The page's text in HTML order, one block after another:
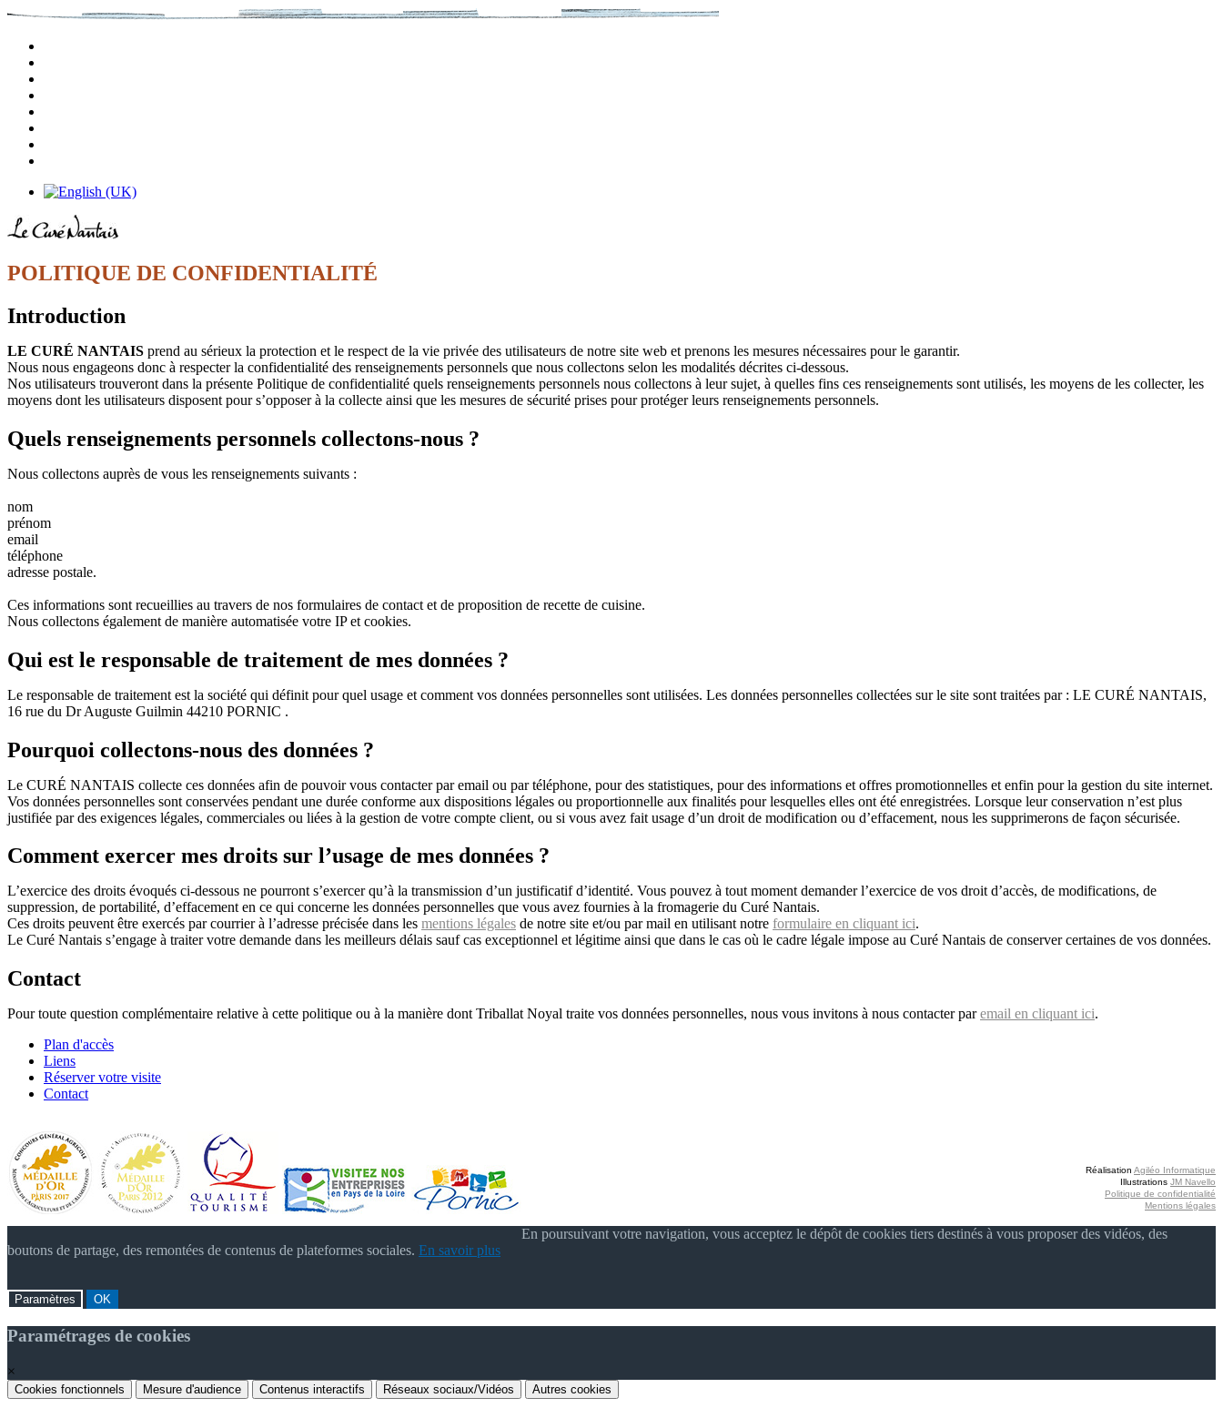
POLITIQUE DE CONFIDENTIALITÉ
Introduction
LE CURÉ NANTAIS prend au sérieux la protection et le respect de la vie privée des utilisateurs de notre site web et prenons les mesures nécessaires pour le garantir.
Nous nous engageons donc à respecter la confidentialité des renseignements personnels que nous collectons selon les modalités décrites ci-dessous.
Nos utilisateurs trouveront dans la présente Politique de confidentialité quels renseignements personnels nous collectons à leur sujet, à quelles fins ces renseignements sont utilisés, les moyens de les collecter, les
moyens dont les utilisateurs disposent pour s’opposer à la collecte ainsi que les mesures de sécurité prises pour protéger leurs renseignements personnels.
Quels renseignements personnels collectons-nous ?
Nous collectons auprès de vous les renseignements suivants :
nom
prénom
email
téléphone
adresse postale.
Ces informations sont recueillies au travers de nos formulaires de contact et de proposition de recette de cuisine.
Nous collectons également de manière automatisée votre IP et cookies.
Qui est le responsable de traitement de mes données ?
Le responsable de traitement est la société qui définit pour quel usage et comment vos données personnelles sont utilisées. Les données personnelles collectées sur le site sont traitées par : LE CURÉ NANTAIS,
16 rue du Dr Auguste Guilmin 44210 PORNIC .
Pourquoi collectons-nous des données ?
Le CURÉ NANTAIS collecte ces données afin de pouvoir vous contacter par email ou par téléphone, pour des statistiques, pour des informations et offres promotionnelles et enfin pour la gestion du site internet.
Vos données personnelles sont conservées pendant une durée conforme aux dispositions légales ou proportionnelle aux finalités pour lesquelles elles ont été enregistrées. Lorsque leur conservation n’est plus
justifiée par des exigences légales, commerciales ou liées à la gestion de votre compte client, ou si vous avez fait usage d’un droit de modification ou d’effacement, nous les supprimerons de façon sécurisée.
Comment exercer mes droits sur l’usage de mes données ?
L’exercice des droits évoqués ci-dessous ne pourront s’exercer qu’à la transmission d’un justificatif d’identité. Vous pouvez à tout moment demander l’exercice de vos droit d’accès, de modifications, de
suppression, de portabilité, d’effacement en ce qui concerne les données personnelles que vous avez fournies à la fromagerie du Curé Nantais.
Ces droits peuvent être exercés par courrier à l’adresse précisée dans les mentions légales de notre site et/ou par mail en utilisant notre formulaire en cliquant ici.
Le Curé Nantais s’engage à traiter votre demande dans les meilleurs délais sauf cas exceptionnel et légitime ainsi que dans le cas où le cadre légale impose au Curé Nantais de conserver certaines de vos données.
Contact
Pour toute question complémentaire relative à cette politique ou à la manière dont Triballat Noyal traite vos données personnelles, nous vous invitons à nous contacter paremail en cliquant ici.
Plan d'accès
Liens
Réserver votre visite
Contact
Réalisation Agiléo Informatique
Illustrations JM Navello
Politique de confidentialité
Mentions légales
En poursuivant votre navigation, vous acceptez le dépôt de cookies tiers destinés à vous proposer des vidéos, des
boutons de partage, des remontées de contenus de plateformes sociales. En savoir plus
Paramètres OK
Paramétrages de cookies
×
Cookies fonctionnels Mesure d'audience Contenus interactifs Réseaux sociaux/Vidéos Autres cookies